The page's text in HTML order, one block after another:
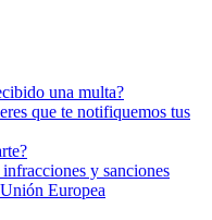
una multa?
que te notifiquemos tus
y sanciones
Europea